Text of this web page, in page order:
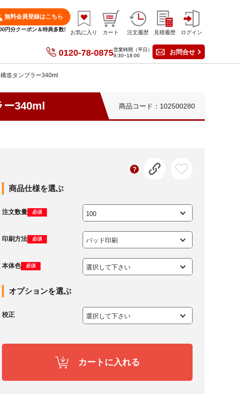
無料会員登録はこちら
円分クーポン＆特典多数! お気に入り カート 注文履歴 見積履歴 ログイン
0120-78-0875営業時間（平日）
9:30~18:00
お問合せ
造タンブラー340ml
ー340ml 商品コード：102500280
商品仕様を選ぶ
注文数量 必須
印刷方法 必須
本体色 必須
オプションを選ぶ
校正
カートに入れる